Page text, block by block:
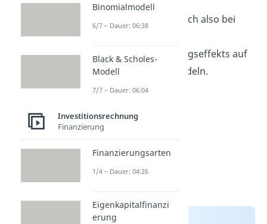
Dein Fuhrpark wird sich also bei
Kapazitätserweiterungseffekts auf
circa16 LKWs einpendeln.
Binomialmodell
6/7 – Dauer: 06:38
Black & Scholes-
Modell
7/7 – Dauer: 06:04
Investitionsrechnung
Finanzierung
Finanzierungsarten
1/4 – Dauer: 04:26
Eigenkapitalfinanzi
erung